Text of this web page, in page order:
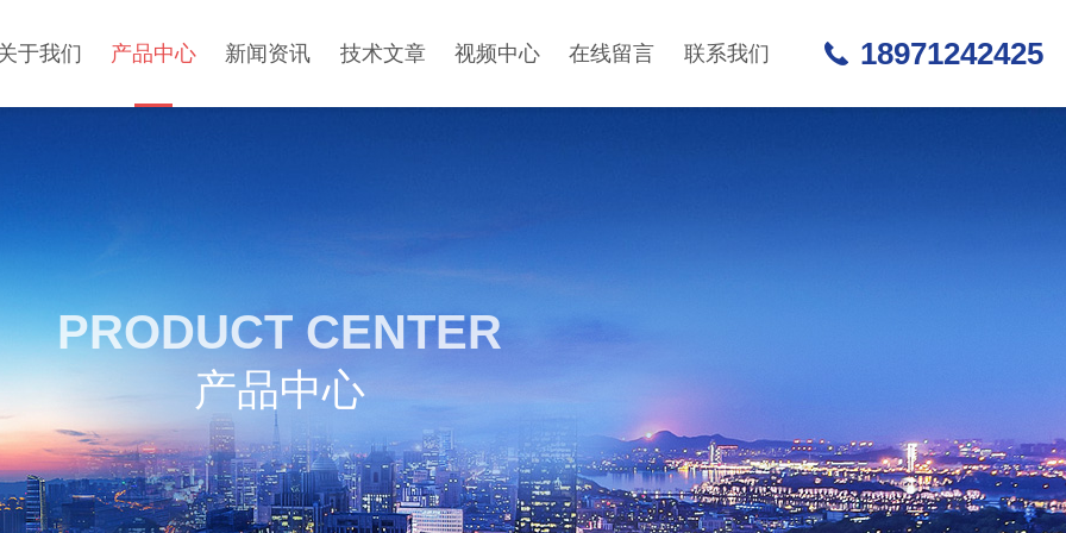
于我们 产品中心 新闻资讯 技术文章 视频中心 在线留言 联系我们 18971242425
PRODUCT CENTER
产品中心